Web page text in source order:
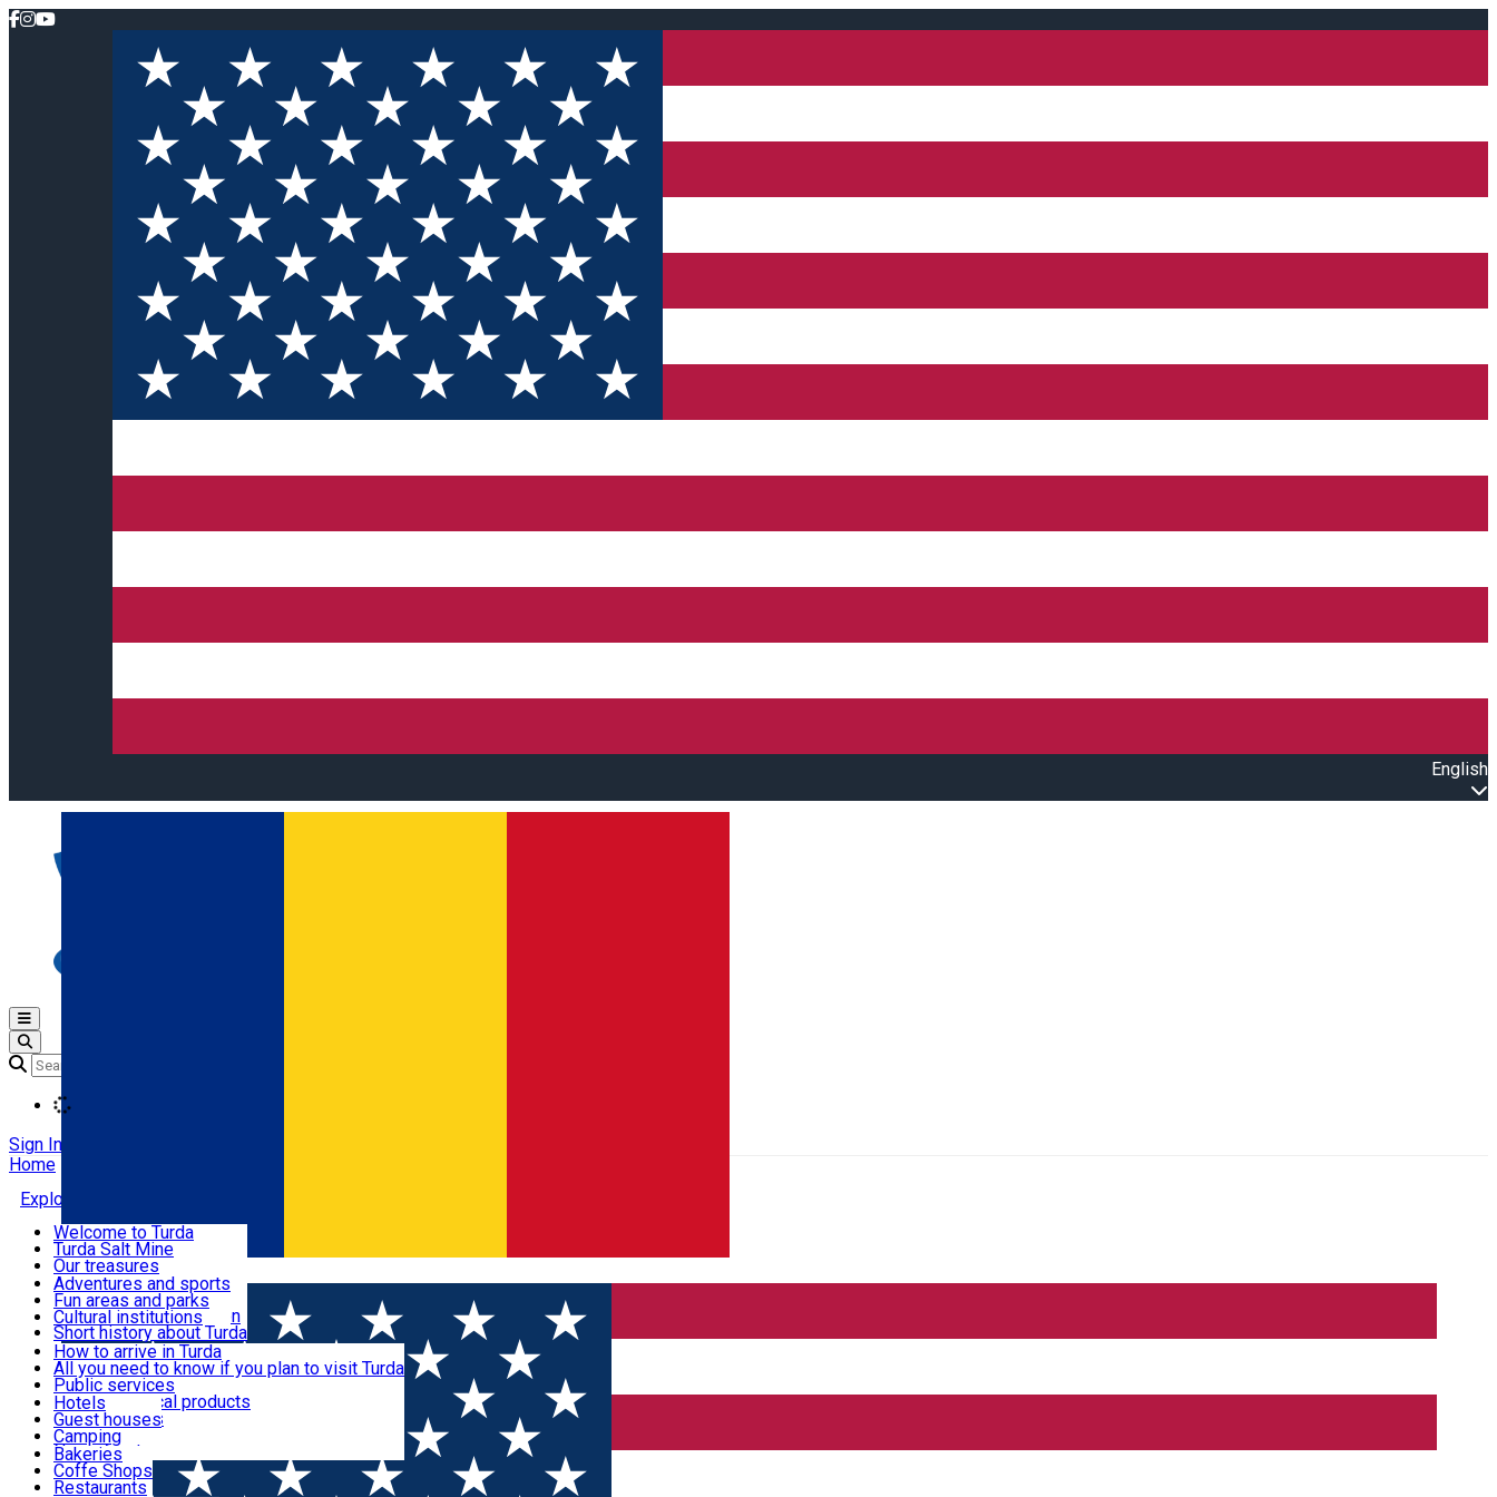
English
Română
Open main menu
Sign In
Home
Explore Turda
Activities and experiences
Events
Useful information
Cazare
Restaurants and cafes
Transport și parcări
Welcome to Turda
Turda Salt Mine
Our treasures
Turda surroundings
Ecumenical tourism
Balneoclimateric station
Short history about Turda
Adventures and sports
Fun areas and parks
Cultural institutions
How to arrive in Turda
All you need to know if you plan to visit Turda
Public services
Shops and local products
Local markets
Pharmacies
News feed
Hotels
Guest houses
Camping
Bakeries
Coffe Shops
Restaurants